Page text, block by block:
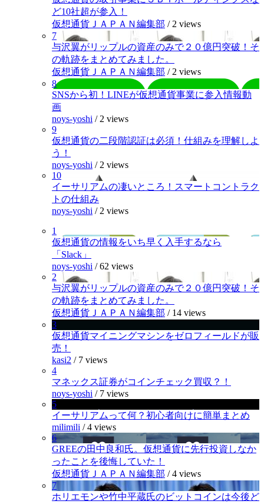
ど10社超が参入！
仮想通貨ＪＡＰＡＮ編集部 / 2 views
7
与沢翼がリップルの資産のみで２０億円突破！そ
の軌跡をまとめてみました。
仮想通貨ＪＡＰＡＮ編集部 / 2 views
8
SNSから初！LINEが仮想通貨事業に参入情報動
画
noys-yoshi / 2 views
9
仮想通貨の二段階認証は必須！仕組みを理解しよ
う！
noys-yoshi / 2 views
10
イーサリアムの凄いところ！スマートコントラク
トの仕組み
noys-yoshi / 2 views
1
仮想通貨の情報をいち早く入手するなら
「Slack」
noys-yoshi /62 views
2
与沢翼がリップルの資産のみで２０億円突破！そ
の軌跡をまとめてみました。
仮想通貨ＪＡＰＡＮ編集部 / 14 views
3
仮想通貨マイニングマシンをゼロフィールドが販
売！
kasi2 / 7 views
4
マネックス証券がコインチェック買収？！
noys-yoshi / 7 views
5
イーサリアムって何？初心者向けに簡単まとめ
milimili /4 views
6
GREEの田中良和氏。仮想通貨に先行投資しなか
ったことを後悔していた！
仮想通貨ＪＡＰＡＮ編集部 /4 views
7
ホリエモンや竹中平蔵氏のビットコインは今後ど